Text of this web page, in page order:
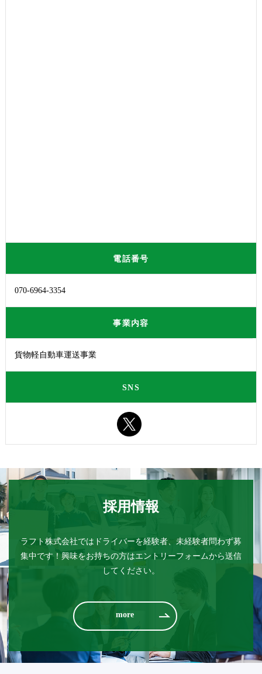
電話番号
070-6964-3354
事業内容
貨物軽自動車運送事業
SNS
採用情報
ラフト株式会社ではドライバーを経験者、未経験者問わず募
集中です！ 興味をお持ちの方はエントリーフォームから送信
してください。
more